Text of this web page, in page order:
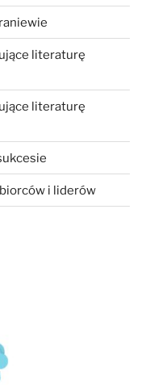
literaturę
literaturę
i liderów